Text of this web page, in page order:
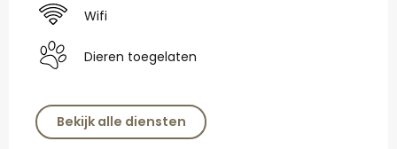
Wifi
Dieren toegelaten
Bekijk alle diensten